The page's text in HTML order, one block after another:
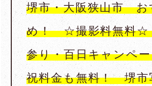
堺市・大阪狭山市 お
め！ ☆撮影料無料
参り・百日キャンペ
祝料金も無料！ 堺市